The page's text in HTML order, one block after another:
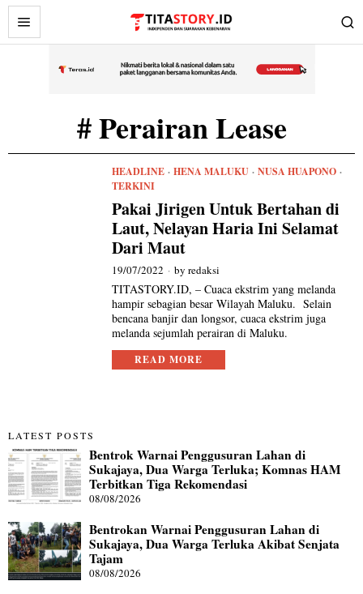
# Perairan Lease
HEADLINE · HENA MALUKU · NUSA HUAPONO ·
TERKINI
Pakai Jirigen Untuk Bertahan di
Laut, Nelayan Haria Ini Selamat
Dari Maut
19/07/2022 byredaksi
TITASTORY.ID, – Cuaca ekstrim yang melanda
hampir sebagian besar Wilayah Maluku. Selain
bencana banjir dan longsor, cuaca ekstrim juga
melanda sejumlah perairan di Maluku.
READ MORE
LATEST POSTS
Bentrok Warnai Penggusuran Lahan di
Sukajaya, Dua Warga Terluka; Komnas HAM
Terbitkan Tiga Rekomendasi
08/08/2026
Bentrokan Warnai Penggusuran Lahan di
Sukajaya, Dua Warga Terluka Akibat Senjata
Tajam
08/08/2026